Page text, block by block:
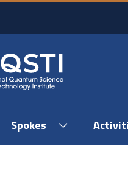
Spokes